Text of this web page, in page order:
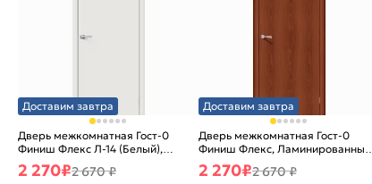
Доставим завтра
Дверь межкомнатная Гост-0
Финиш Флекс Л-14 (Белый),
глухая, каркасно-щитовая
2 270₽2 670 ₽
Доставим завтра
Дверь межкомнатная Гост-0
Финиш Флекс, Ламинированные
Л-11 (ИталОрех), глухая,
каркасно-щитовая
2 270₽2 670 ₽